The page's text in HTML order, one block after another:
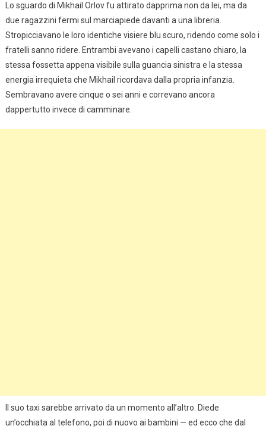
Lo sguardo di Mikhail Orlov fu attirato dapprima non da lei, ma da
due ragazzini fermi sul marciapiede davanti a una libreria.
Stropicciavano le loro identiche visiere blu scuro, ridendo come solo i
fratelli sanno ridere. Entrambi avevano i capelli castano chiaro, la
stessa fossetta appena visibile sulla guancia sinistra e la stessa
energia irrequieta che Mikhail ricordava dalla propria infanzia.
Sembravano avere cinque o sei anni e correvano ancora
dappertutto invece di camminare.
Il suo taxi sarebbe arrivato da un momento all’altro. Diede
un’occhiata al telefono, poi di nuovo ai bambini — ed ecco che dal